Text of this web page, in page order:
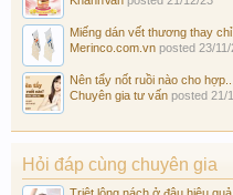
Miếng dán vết thương thay
Merinco.com.vn posted 23/11/
Nên tẩy nốt ruồi nào cho hợp...
Chuyên gia tư vấn posted 21/
Hỏi đáp cùng chuyên gia
Triệt lông nách ở đâu hiệu